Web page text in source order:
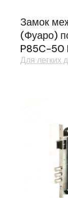
Замок
(Фуаро)
P85C-50
Для легких